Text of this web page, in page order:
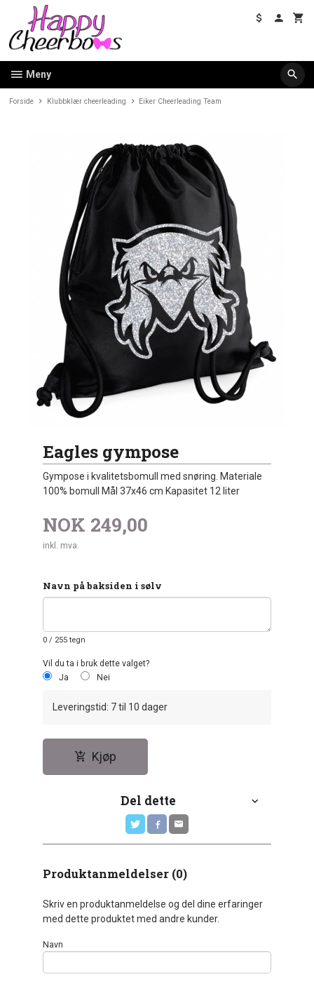
innholdet
Meny
Forside Klubbklær cheerleading Eiker Cheerleading Team
Eagles gympose
Gympose i kvalitetsbomull med snøring. Materiale
100% bomull Mål 37x46 cm Kapasitet 12 liter
NOK 249,00
inkl. mva.
Navn på baksiden i sølv
0 / 255 tegn
Vil du ta i bruk dette valget?
Ja
Nei
Leveringstid: 7 til 10 dager
Kjøp
Del dette
Produktanmeldelser (0)
Skriv en produktanmeldelse og del dine erfaringer
med dette produktet med andre kunder.
Navn